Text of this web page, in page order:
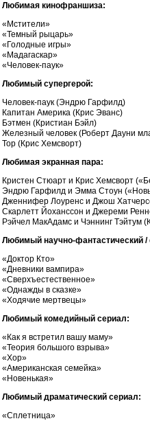
Любимая кинофраншиза:
«Мстители»
«Темный рыцарь»
«Голодные игры»
«Мадагаскар»
«Человек-паук»
Любимый супергерой:
Человек-паук (Эндрю Гарфилд)
Капитан Америка (Крис Эванс)
Бэтмен (Кристиан Бэйл)
Железный человек (Роберт Дауни
Тор (Крис Хемсворт)
Любимая экранная пара:
Кристен Стюарт и Крис Хемсворт
Эндрю Гарфилд и Эмма Стоун
Дженнифер Лоуренс и Джош
Скарлетт Йоханссон и Джереми
Рэйчел МакАдамс и Чэннинг Тэйтум
Любимый научно-фантастический
«Доктор Кто»
«Дневники вампира»
«Сверхъестественное»
«Однажды в сказке»
«Ходячие мертвецы»
Любимый комедийный сериал:
«Как я встретил вашу маму»
«Теория большого взрыва»
«Хор»
«Американская семейка»
«Новенькая»
Любимый драматический сериал:
«Сплетница»